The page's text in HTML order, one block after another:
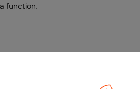
function.